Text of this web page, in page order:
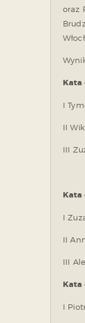
oraz
Kata
I
II
III
Kata
I
II
III
Kata
I